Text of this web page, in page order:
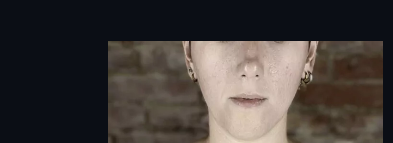
disegnato con dettagli minuziosi,
squame luminose,
penetranti e fiamme che
sembrano muoversi. Questo stile
mette in evidenza la potenza e la
maestosità dell’animale,